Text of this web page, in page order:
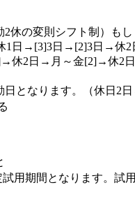
休の変則シフト制）もし
1日→[3]3日→[2]3日→休2
休2日→月～金[2]→休2
となります。（休日2日
用期間となります。試